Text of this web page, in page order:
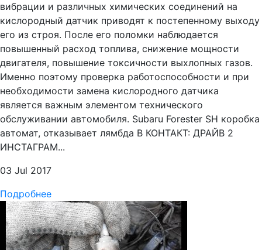
вибрации и различных химических соединений на
кислородный датчик приводят к постепенному выходу
его из строя. После его поломки наблюдается
повышенный расход топлива, снижение мощности
двигателя, повышение токсичности выхлопных газов.
Именно поэтому проверка работоспособности и при
необходимости замена кислородного датчика
является важным элементом технического
обслуживании автомобиля. Subaru Forester SH коробка
автомат, отказывает лямбда В КОНТАКТ: ДРАЙВ 2
ИНСТАГРАМ...
03 Jul 2017
Подробнее